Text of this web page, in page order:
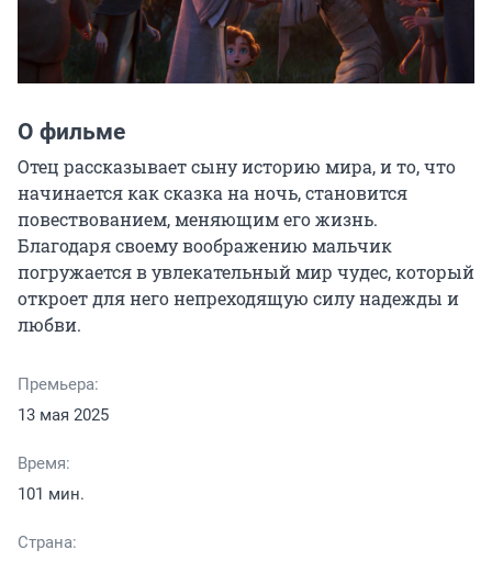
О фильме
Отец рассказывает сыну историю мира, и то, что
начинается как сказка на ночь, становится
повествованием, меняющим его жизнь.
Благодаря своему воображению мальчик
погружается в увлекательный мир чудес, который
откроет для него непреходящую силу надежды и
любви.
Премьера:
13 мая 2025
Время:
101 мин.
Страна: